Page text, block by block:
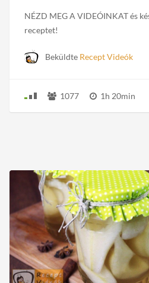
NÉZD MEG A VIDEÓINKAT és
receptet!
Beküldte Recept Videók
1077 1h 20min